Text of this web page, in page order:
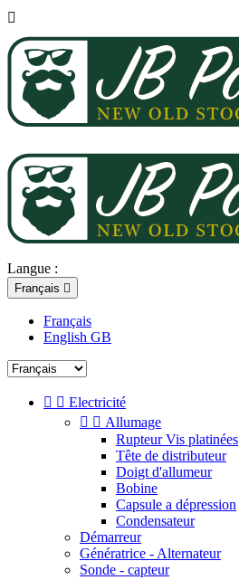

Langue :
Français 
Français
English GB
  Electricité
  Allumage
Rupteur Vis platinées
Tête de distributeur
Doigt d'allumeur
Bobine
Capsule a dépression
Condensateur
Démarreur
Génératrice - Alternateur
Sonde - capteur